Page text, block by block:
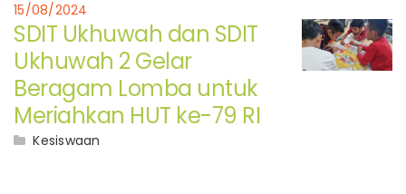
15/08/2024
SDIT Ukhuwah dan SDIT
Ukhuwah 2 Gelar
Beragam Lomba untuk
Meriahkan HUT ke-79 RI
Kesiswaan